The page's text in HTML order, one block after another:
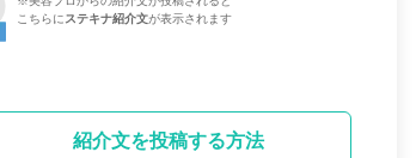
こちらにステキナ紹介文が表示されます
紹介文を投稿する方法